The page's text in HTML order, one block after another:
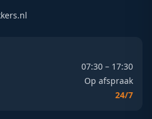
07:30 – 17:30
Op afspraak
24/7